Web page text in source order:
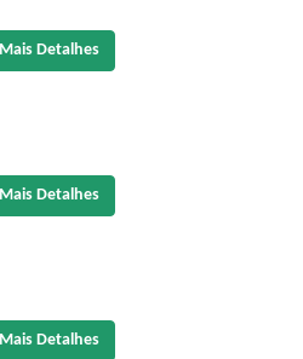
Mais Detalhes
Mais Detalhes
Mais Detalhes